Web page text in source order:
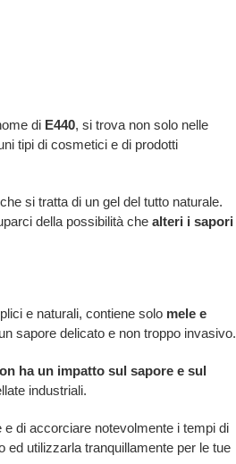
di E440, si trova non solo nelle
tipi di cosmetici e di prodotti
si tratta di un gel del tutto naturale.
della possibilità che alteri i sapori
e naturali, contiene solo mele e
sapore delicato e non troppo invasivo.
ha un impatto sul sapore e sul
industriali.
di accorciare notevolmente i tempi di
utilizzarla tranquillamente per le tue